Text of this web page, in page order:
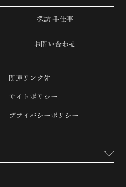
探訪 手仕事
お問い合わせ
関連リンク先
サイトポリシー
プライバシーポリシー